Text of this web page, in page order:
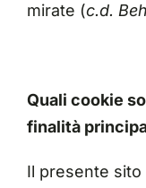
mirate (c.d.
Quali cookie
finalità
Il presente